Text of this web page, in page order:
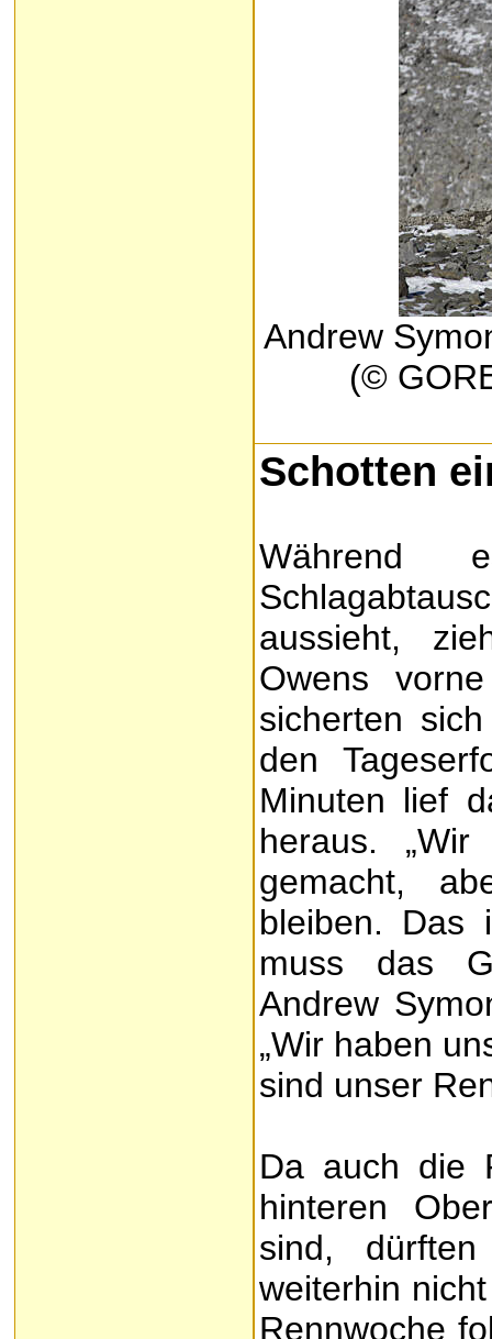
Andrew
(©
Schotten
Während
aussieht,
Owens
sicherten
den
Minuten lief
heraus.
gemacht,
bleiben. Das
muss das
Andrew
„Wir haben
sind unser
Da auch die
hinteren
sind,
weiterhin
Rennwoche